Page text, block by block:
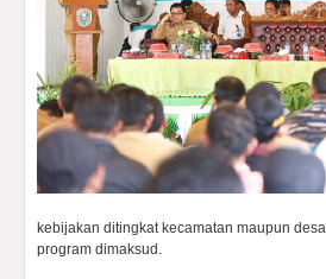
kebijakan ditingkat kecamatan maupun
program dimaksud.